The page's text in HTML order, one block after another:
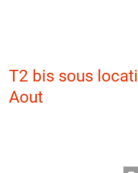
T2 bis sous
Aout